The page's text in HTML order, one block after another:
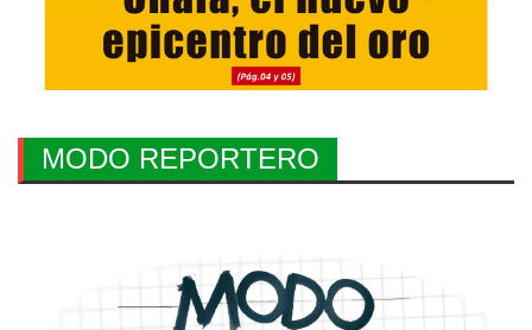
MODO REPORTERO